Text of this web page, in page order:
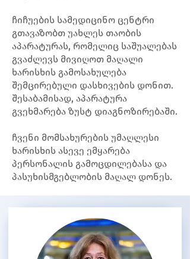
ჩიჩუების სამედიცინო ცენტრი
გთავაზობთ უახლეს თაობის
აპარატურას, რომელიც საშუალებას
გვაძლევს მივიღოთ მაღალი
ხარისხის გამოსახულება
შემცირებული დასხივების დონით.
შესაბამისად, აპარატურა
გვეხმარება ზუსტ დიაგნოზირებაში.
ჩვენი მომსახურების უმაღლესი
ხარისხის ასევე ემყარება
პერსონალის გამოცდილებასა და
პასუხისმგებლობის მაღალ დონეს.